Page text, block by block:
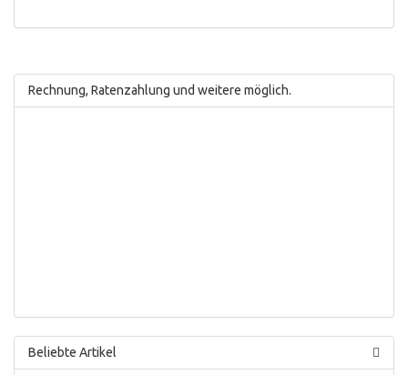
Rechnung, Ratenzahlung und weitere möglich.
Beliebte Artikel